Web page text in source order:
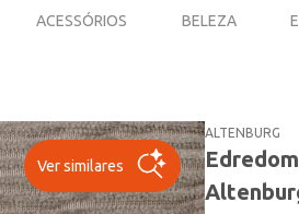
ACESSÓRIOS BELEZA
Ver similares
ALTENBURG